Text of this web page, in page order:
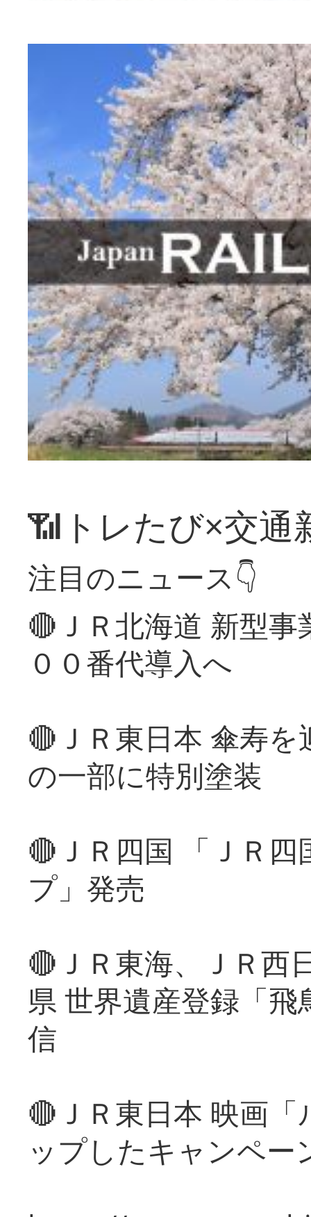
📶トレたび×交通
注目のニュース👇
🔴ＪＲ北海道 新型
００番代導入へ
🔴ＪＲ東日本 傘寿
の一部に特別塗装
🔴ＪＲ四国 「ＪＲ
プ」発売
🔴ＪＲ東海、ＪＲ西
県 世界遺産登録「
信
🔴ＪＲ東日本 映画
ップしたキャンペー